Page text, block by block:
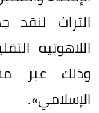
التراث لنقد
اللاهوتية
وذلك عبر
الإسلامي».